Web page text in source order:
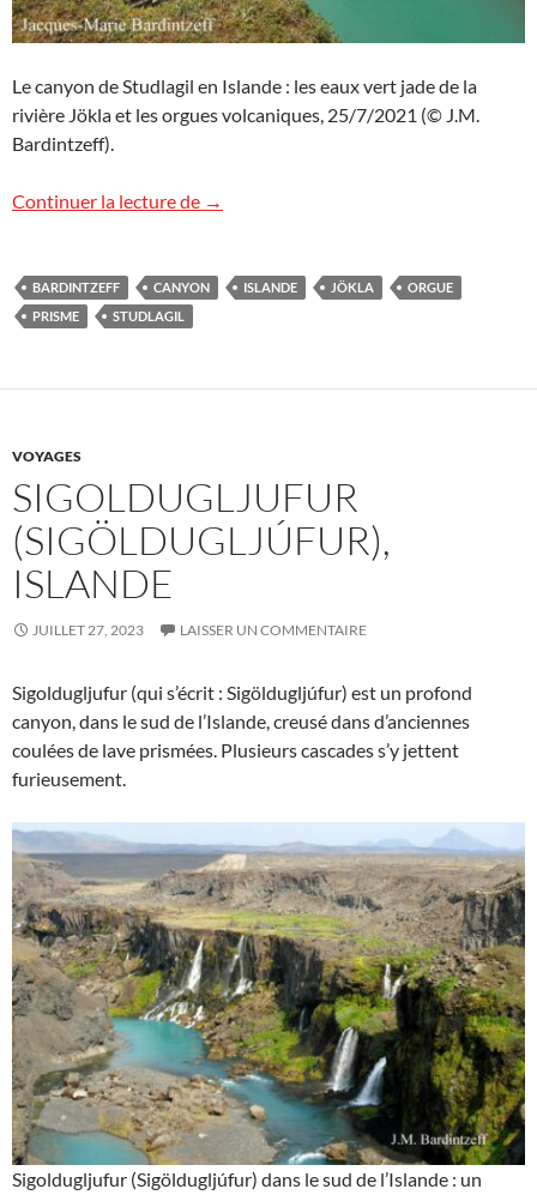
Le canyon de Studlagil en Islande : les eaux vert jade de la
rivière Jökla et les orgues volcaniques, 25/7/2021 (© J.M.
Bardintzeff).
Continuer la lecture de Canyon de Studlagil, Islande
→
BARDINTZEFF CANYON ISLANDE JÖKLA
ORGUE
PRISME
STUDLAGIL
VOYAGES
SIGOLDUGLJUFUR
(SIGÖLDUGLJÚFUR),
ISLANDE
JUILLET 27, 2023 LAISSER UN COMMENTAIRE
Sigoldugljufur (qui s’écrit : Sigöldugljúfur) est un profond
canyon, dans le sud de l’Islande, creusé dans d’anciennes
coulées de lave prismées. Plusieurs cascades s’y jettent
furieusement.
Sigoldugljufur (Sigöldugljúfur) dans le sud de l’Islande : un